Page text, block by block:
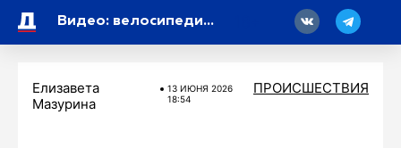
Видео: велосипедиста сбило арендованное авто на Пулковском шоссе в Петербурге
Елизавета
Мазурина
13 ИЮНЯ 2026
18:54
ПРОИСШЕСТВИЯ